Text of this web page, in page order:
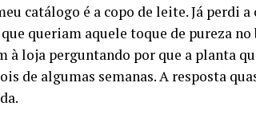
catálogo é a copo de leite. Já perdi a
queriam aquele toque de pureza no
à loja perguntando por que a planta
de algumas semanas. A resposta